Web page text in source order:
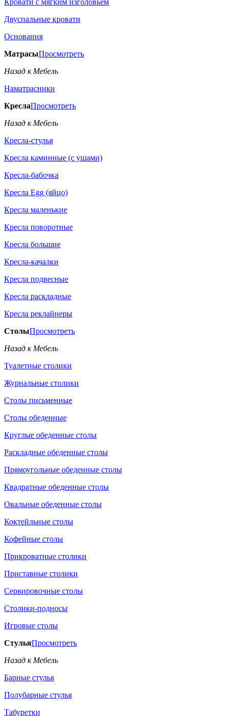
Кровати с мягким изголовьем
Двуспальные кровати
Основания
МатрасыПросмотреть
Назад к Мебель
Наматрасники
КреслаПросмотреть
Назад к Мебель
Кресла-стулья
Кресла каминные (с ушами)
Кресла-бабочка
Кресла Egg (яйцо)
Кресла маленькие
Кресла поворотные
Кресла большие
Кресла-качалки
Кресла подвесные
Кресла раскладные
Кресла реклайнеры
СтолыПросмотреть
Назад к Мебель
Туалетные столики
Журнальные столики
Столы письменные
Столы обеденные
Круглые обеденные столы
Раскладные обеденные столы
Прямоугольные обеденные столы
Квадратные обеденные столы
Овальные обеденные столы
Коктейльные столы
Кофейные столы
Прикроватные столики
Приставные столики
Сервировочные столы
Столики-подносы
Игровые столы
СтульяПросмотреть
Назад к Мебель
Барные стулья
Полубарные стулья
Табуретки